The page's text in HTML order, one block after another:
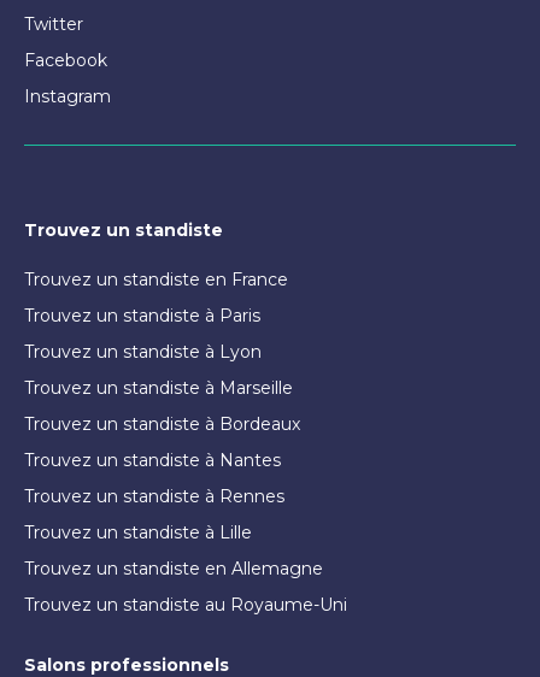
Twitter
Facebook
Instagram
Trouvez un standiste
Trouvez un standiste en France
Trouvez un standiste à Paris
Trouvez un standiste à Lyon
Trouvez un standiste à Marseille
Trouvez un standiste à Bordeaux
Trouvez un standiste à Nantes
Trouvez un standiste à Rennes
Trouvez un standiste à Lille
Trouvez un standiste en Allemagne
Trouvez un standiste au Royaume-Uni
Salons professionnels